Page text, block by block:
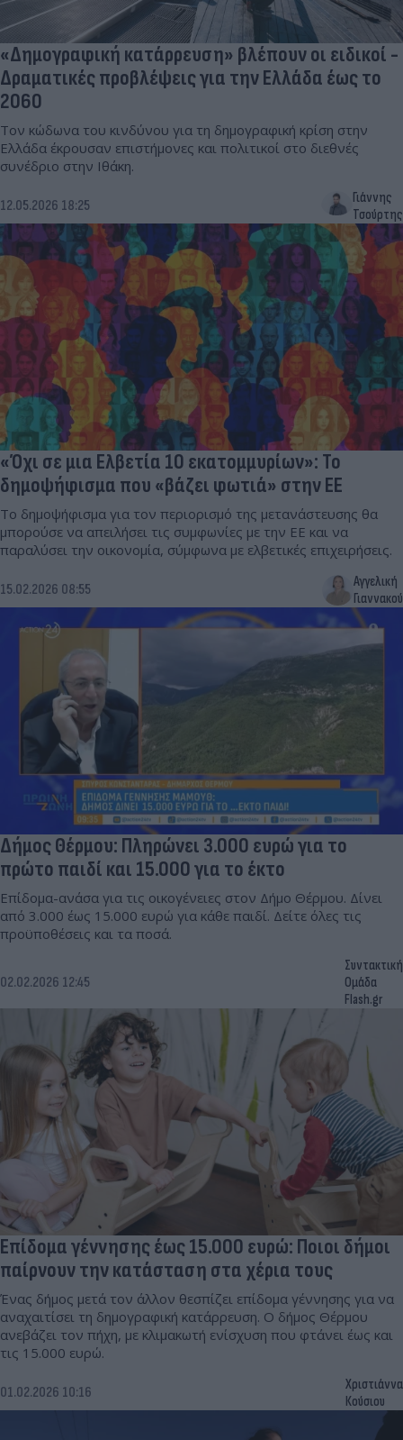
«Δημογραφική κατάρρευση» βλέπουν οι ειδικοί -
Δραματικές προβλέψεις για την Ελλάδα έως το
2060
Τον κώδωνα του κινδύνου για τη δημογραφική κρίση στην
Ελλάδα έκρουσαν επιστήμονες και πολιτικοί στο διεθνές
συνέδριο στην Ιθάκη.
12.05.2026 18:25
Γιάννης
Τσούρτης
«Όχι σε μια Ελβετία 10 εκατομμυρίων»: Το
δημοψήφισμα που «βάζει φωτιά» στην ΕΕ
Το δημοψήφισμα για τον περιορισμό της μετανάστευσης θα
μπορούσε να απειλήσει τις συμφωνίες με την ΕΕ και να
παραλύσει την οικονομία, σύμφωνα με ελβετικές επιχειρήσεις.
15.02.2026 08:55
Αγγελική
Γιαννακού
Δήμος Θέρμου: Πληρώνει 3.000 ευρώ για το
πρώτο παιδί και 15.000 για το έκτο
Επίδομα-ανάσα για τις οικογένειες στον Δήμο Θέρμου. Δίνει
από 3.000 έως 15.000 ευρώ για κάθε παιδί. Δείτε όλες τις
προϋποθέσεις και τα ποσά.
02.02.2026 12:45
Συντακτική
Ομάδα
Flash.gr
Επίδομα γέννησης έως 15.000 ευρώ: Ποιοι δήμοι
παίρνουν την κατάσταση στα χέρια τους
Ένας δήμος μετά τον άλλον θεσπίζει επίδομα γέννησης για να
αναχαιτίσει τη δημογραφική κατάρρευση. Ο δήμος Θέρμου
ανεβάζει τον πήχη, με κλιμακωτή ενίσχυση που φτάνει έως και
τις 15.000 ευρώ.
01.02.2026 10:16
Χριστιάννα
Κούσιου